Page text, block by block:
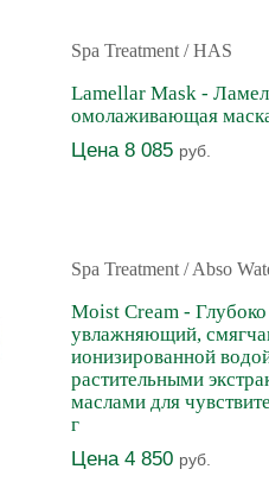
Spa Treatment / HAS
Lamellar Mask -
омолаживающая
Цена 8 085 руб.
Spa Treatment / Abso
Moist Cream - Глубоко
увлажняющий,
ионизированной
растительными
маслами для
г
Цена 4 850 руб.